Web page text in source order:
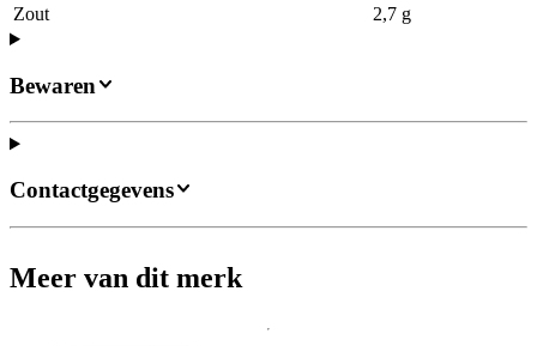
Zout
2,7 g
Bewaren
Contactgegevens
Meer van dit merk